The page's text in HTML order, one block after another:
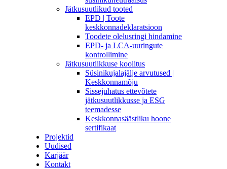
Jätkusuutlikud tooted
EPD | Toote
keskkonnadeklaratsioon
Toodete olelusringi hindamine
EPD- ja LCA-uuringute
kontrollimine
Jätkusuutlikkuse koolitus
Süsinikujalajälje arvutused |
Keskkonnamõju
Sissejuhatus ettevõtete
jätkusuutlikkusse ja ESG
teemadesse
Keskkonnasäästliku hoone
sertifikaat
Projektid
Uudised
Karjäär
Kontakt